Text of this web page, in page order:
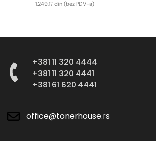
1.249,17 din (bez PDV-a)
+381 11 320 4444
+381 11 320 4441
+381 61 620 4441
office@tonerhouse.rs